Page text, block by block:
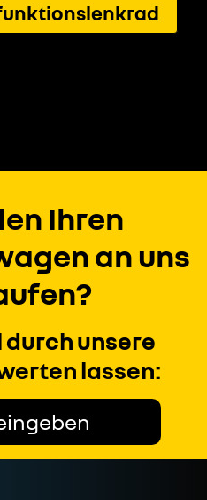
Ihren
an uns
unsere
lassen: